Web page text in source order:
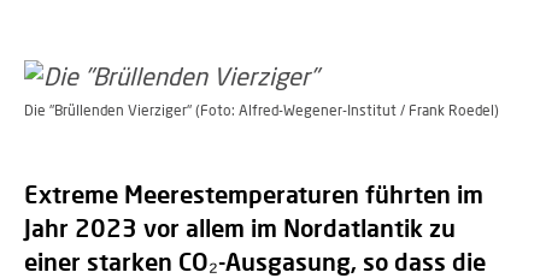
Die "Brüllenden Vierziger" (Foto: Alfred-Wegener-Institut / Frank Roedel)
Extreme Meerestemperaturen führten im
Jahr 2023 vor allem im Nordatlantik zu
einer starken CO₂-Ausgasung, so dass die